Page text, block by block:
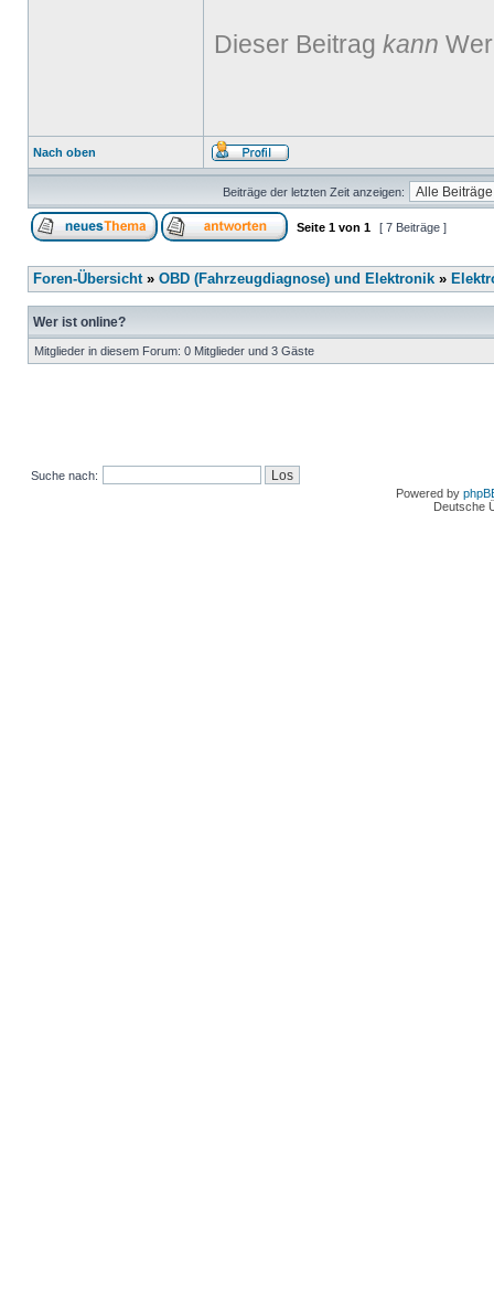
Dieser Beitrag kann
Nach oben
Beiträge der letzten Zeit anzeigen:
Seite 1 von 1 [ 7 Beiträge ]
Foren-Übersicht» OBD (Fahrzeugdiagnose) und Elektronik »
Wer ist online?
Mitglieder in diesem Forum: 0 Mitglieder und 3 Gäste
Suche nach:
Powered by
Deutsche